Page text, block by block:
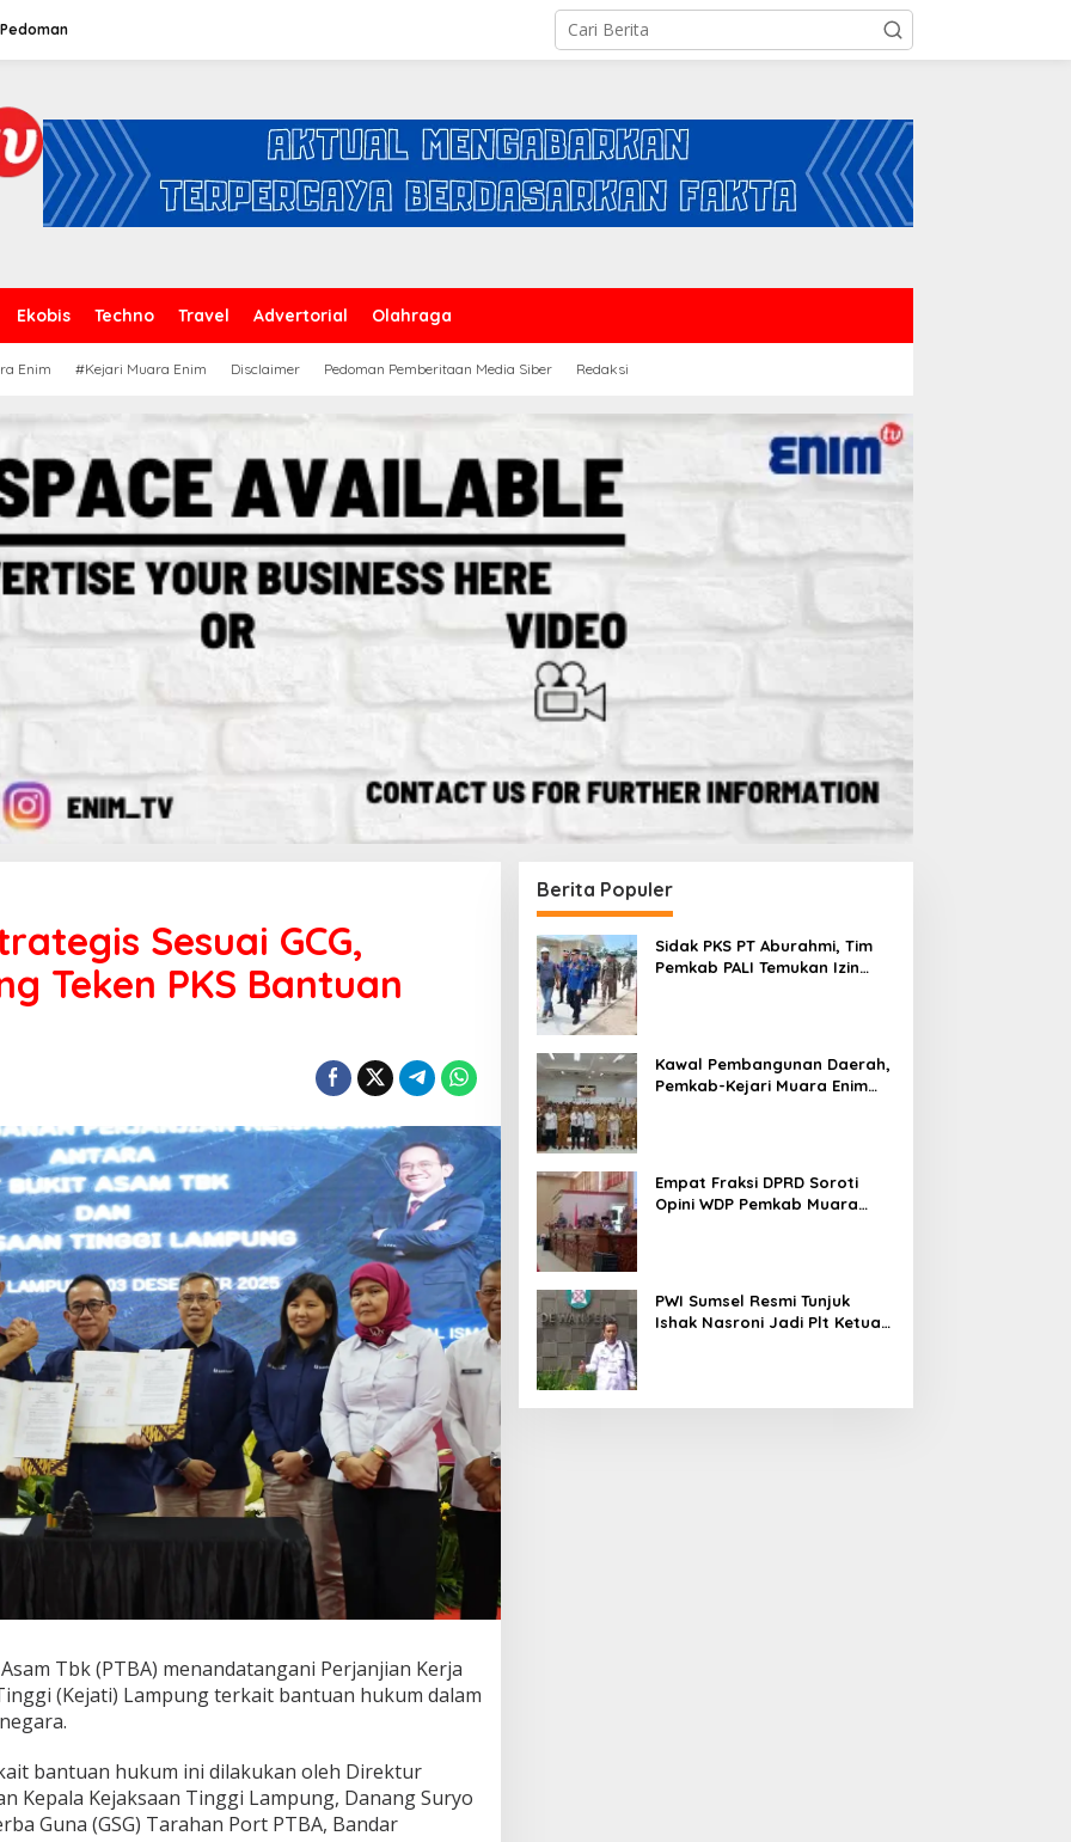
Pedoman
Ekobis Techno Travel Advertorial Olahraga
Enim #Kejari Muara Enim Disclaimer Pedoman Pemberitaan Media Siber Redaksi
Sesuai GCG,
Teken PKS Bantuan
Tbk (PTBA) menandatangani Perjanjian Kerja
(Kejati) Lampung terkait bantuan hukum dalam
bantuan hukum ini dilakukan oleh Direktur
Kepala Kejaksaan Tinggi Lampung, Danang Suryo
Guna (GSG) Tarahan Port PTBA, Bandar
Berita Populer
Sidak PKS PT Aburahmi, Tim
Pemkab PALI Temukan Izin
Kawal Pembangunan Daerah,
Pemkab-Kejari Muara Enim
Empat Fraksi DPRD Soroti
Opini WDP Pemkab Muara
PWI Sumsel Resmi Tunjuk
Ishak Nasroni Jadi Plt Ketua